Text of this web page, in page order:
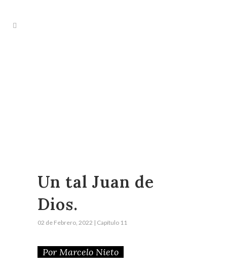
Un tal Juan de
Dios.
02 de Febrero, 2022 | Capítulo 11
Por Marcelo Nieto